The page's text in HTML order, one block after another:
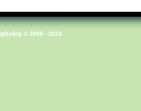
© 2006 - 2024